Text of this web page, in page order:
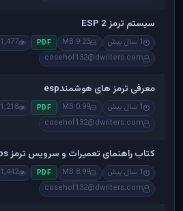
سیستم ترمز ESP 2
1 سال پیش 9.23 MB
PDF
1,477
cosehof132@dwriters.com
معرفی ترمز های هوشمندesp
1 سال پیش 0.99 MB
PDF
1,218
cosehof132@dwriters.com
کتاب راهنمای تعمیرات و سرویس ترمز absایرانخودرو
1 سال پیش 8.99 MB
PDF
1,442
cosehof132@dwriters.com